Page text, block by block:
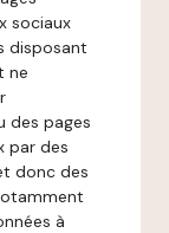
sociaux
disposant
ne
des pages
par des
donc des
à